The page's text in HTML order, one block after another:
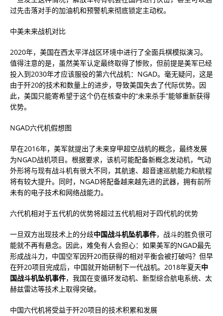
过先击落对手的加油机和预警机来彻底锁定主动权。
中美未来战机对比
2020年，美国在西太平洋战区环境中进行了全面兵棋模拟演习。
值得注意的是，虽然美军认定最终取得了惨败，但前提是美军已经
投入到2030年才应该服役的第六代战机：NGAD。毫无疑问，这是
由于歼20的技术和数量上的进步，导致美国失去了代际优势。因
此，美国只能寄希望于这个仍在核查中的“未来杀手”能够重新获得
优势。
NGAD六代机假想图
早在2016年，美军就提出了未来穿甲超空战机的概念，最终发展
为NGAD战机项目。根据要求，该机可能配备新概念发动机，气动
外形将与现有战斗机有很大不同，其航速、超音速巡航能力和航程
将有较大提升。同时，NGAD将配备越来越先进的武器，拥有前所
未有的电子技术和网络战能力。
六代机相对于五代机的优势将超过五代机相对于四代机的优势
一旦双方出现技术上的分歧中国战斗机坠机事件，战斗的胜负很可
能就不再有悬念。因此，难免有人会担心：如果美军的NGAD最先
形成战斗力，中国空军因歼20而获得的相对平衡会被打破吗？但早
在歼20项目完成后，中国就开始研制下一代战机。2018年夏天中
国战斗机坠机事件，我国在变循环发动机、新型综合航电系统、太
赫兹雷达等技术上取得突破。
中国六代机将受益于歼20项目的技术积累和发展